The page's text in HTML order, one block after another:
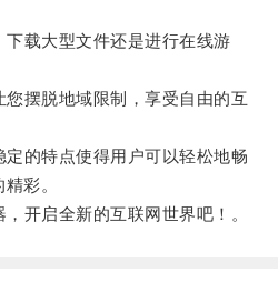
载大型文件还是进行在线游
摆脱地域限制，享受自由的互
的特点使得用户可以轻松地畅
彩。
启全新的互联网世界吧！。